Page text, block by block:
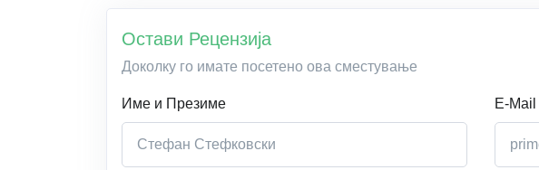
Остави Рецензија
Доколку го имате посетено ова сместување
Име и Презиме E-Mail